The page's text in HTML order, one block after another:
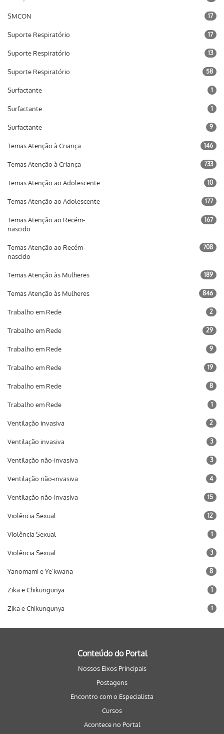
SMCON 17
Suporte Respiratório 17
Suporte Respiratório 13
Suporte Respiratório 58
Surfactante 1
Surfactante 1
Surfactante 9
Temas Atenção à Criança 146
Temas Atenção à Criança 733
Temas Atenção ao Adolescente 10
Temas Atenção ao Adolescente 177
Temas Atenção ao Recém-
nascido
167
Temas Atenção ao Recém-
nascido
708
Temas Atenção às Mulheres 189
Temas Atenção às Mulheres 846
Trabalho em Rede 2
Trabalho em Rede 29
Trabalho em Rede 9
Trabalho em Rede 19
Trabalho em Rede 8
Trabalho em Rede 1
Ventilação invasiva 2
Ventilação invasiva 3
Ventilação não-invasiva 3
Ventilação não-invasiva 4
Ventilação não-invasiva 15
Violência Sexual 12
Violência Sexual 1
Violência Sexual 3
Yanomami e Ye’kwana 8
Zika e Chikungunya 1
Zika e Chikungunya 1
Conteúdo do Portal
Nossos Eixos Principais
Postagens
Encontro com o Especialista
Cursos
Acontece no Portal